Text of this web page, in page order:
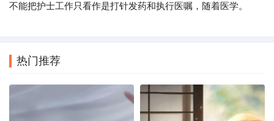
不能把护士工作只看作是打针发药和执行医嘱，随着医学。
热门推荐